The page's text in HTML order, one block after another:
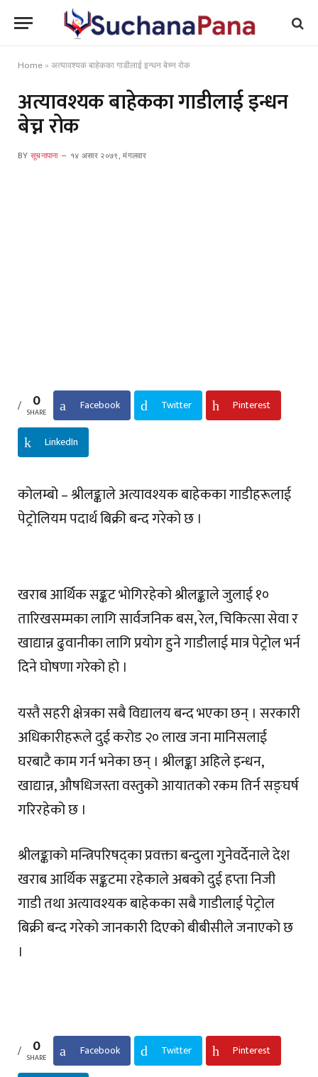
Home » अत्यावश्यक बाहेकका गाडीलाई इन्धन बेच्न रोक
अत्यावश्यक बाहेकका गाडीलाई इन्धन
बेच्न रोक
BY सूचनापाना १४ असार २०७९, मंगलवार
0
SHARE Facebook Twitter Pinterest
LinkedIn
कोलम्बो – श्रीलङ्काले अत्यावश्यक बाहेकका गाडीहरूलाई
पेट्रोलियम पदार्थ बिक्री बन्द गरेको छ ।
खराब आर्थिक सङ्कट भोगिरहेको श्रीलङ्काले जुलाई १०
तारिखसम्मका लागि सार्वजनिक बस, रेल, चिकित्सा सेवा र
खाद्यान्न ढुवानीका लागि प्रयोग हुने गाडीलाई मात्र पेट्रोल भर्न
दिने घोषणा गरेको हो ।
यस्तै सहरी क्षेत्रका सबै विद्यालय बन्द भएका छन् । सरकारी
अधिकारीहरूले दुई करोड २० लाख जना मानिसलाई
घरबाटै काम गर्न भनेका छन् । श्रीलङ्का अहिले इन्धन,
खाद्यान्न, औषधिजस्ता वस्तुको आयातको रकम तिर्न सङ्घर्ष
गरिरहेको छ ।
श्रीलङ्काको मन्त्रिपरिषद्का प्रवक्ता बन्दुला गुनेवर्देनाले देश
खराब आर्थिक सङ्कटमा रहेकाले अबको दुई हप्ता निजी
गाडी तथा अत्यावश्यक बाहेकका सबै गाडीलाई पेट्रोल
बिक्री बन्द गरेको जानकारी दिएको बीबीसीले जनाएको छ
।
0
SHARE Facebook Twitter Pinterest